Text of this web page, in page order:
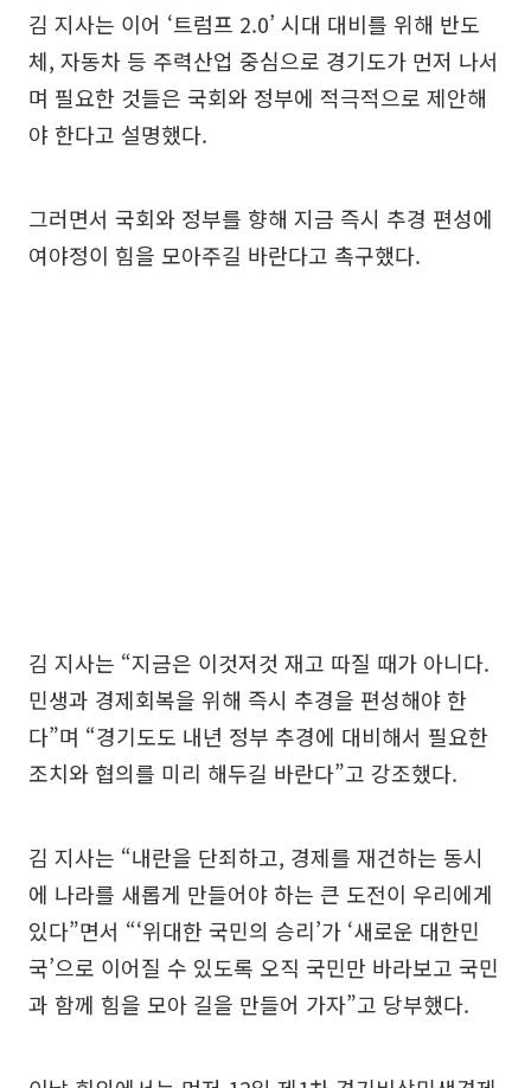
김 지사는 이어 ‘트럼프 2.0’ 시대 대비를 위해 반도
체, 자동차 등 주력산업 중심으로 경기도가 먼저 나서
며 필요한 것들은 국회와 정부에 적극적으로 제안해
야 한다고 설명했다.
그러면서 국회와 정부를 향해 지금 즉시 추경 편성에
여야정이 힘을 모아주길 바란다고 촉구했다.
김 지사는 “지금은 이것저것 재고 따질 때가 아니다.
민생과 경제회복을 위해 즉시 추경을 편성해야 한
다”며 “경기도도 내년 정부 추경에 대비해서 필요한
조치와 협의를 미리 해두길 바란다”고 강조했다.
김 지사는 “내란을 단죄하고, 경제를 재건하는 동시
에 나라를 새롭게 만들어야 하는 큰 도전이 우리에게
있다”면서 “‘위대한 국민의 승리’가 ‘새로운 대한민
국’으로 이어질 수 있도록 오직 국민만 바라보고 국민
과 함께 힘을 모아 길을 만들어 가자”고 당부했다.